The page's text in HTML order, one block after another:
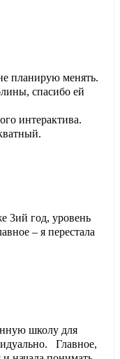
планирую менять.
спасибо ей
интерактива.
3ий год, уровень
– я перестала
школу для
Главное,